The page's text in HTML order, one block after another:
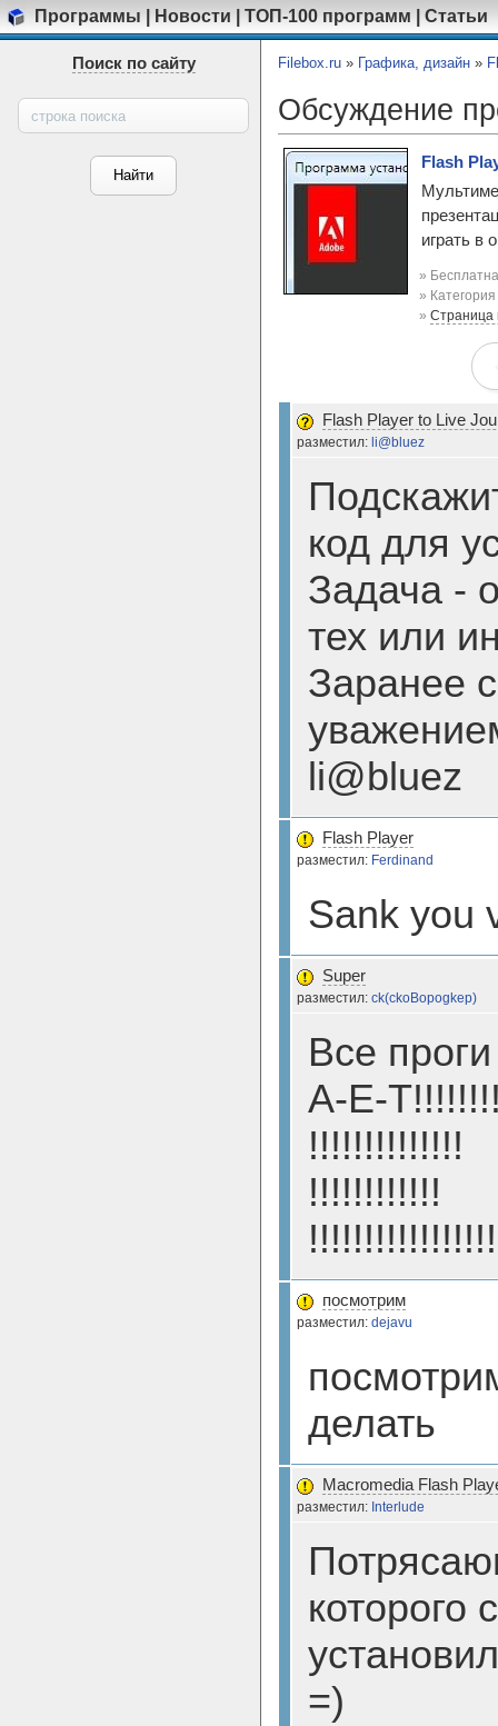
Программы Новости ТОП-100 программ Статьи
Поиск по сайту Filebox.ru » Графика, дизайн »
Обсуждение
Flash
играть в
»
» Категория
» Страница
Flash Player to Live
разместил: li@bluez
код для
Задача -
тех или
Заранее
li@bluez
Flash Player
разместил: Ferdinand
Sank you
Super
разместил: ck(ckoBopogkep)
Все
А-Е-
!!!!!!!!!!!!!!
!!!!!!!!!!!!
посмотрим
разместил: dejavu
делать
Macromedia Flash
разместил: Interlude
которого
=)